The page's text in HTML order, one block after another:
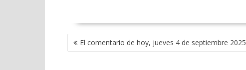
NAVEGACIÓN
DE El comentario de hoy, jueves 4 de septiembre 2025